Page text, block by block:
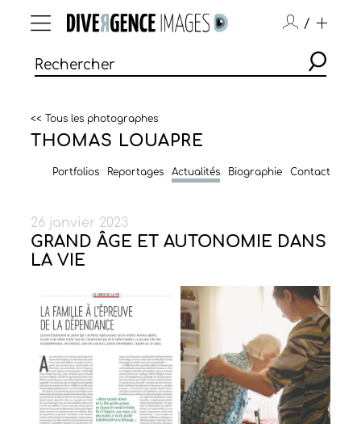
/
<< Tous les photographes
THOMAS LOUAPRE
Portfolios Reportages Actualités Biographie Contact
26 janvier 2023
GRAND ÂGE ET AUTONOMIE DANS
LA VIE